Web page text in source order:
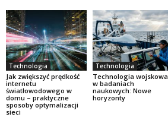
Technologia
Jak zwiększyć prędkość
internetu
światłowodowego w
domu – praktyczne
sposoby optymalizacji
sieci
Technologia
Technologia wojskowa
w badaniach
naukowych: Nowe
horyzonty